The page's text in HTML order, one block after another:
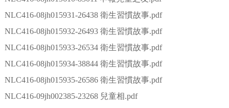
NLC416-08jh015931-26438 衛生習慣故事.pdf
NLC416-08jh015932-26493 衛生習慣故事.pdf
NLC416-08jh015933-26534 衛生習慣故事.pdf
NLC416-08jh015934-38844 衛生習慣故事.pdf
NLC416-08jh015935-26586 衛生習慣故事.pdf
NLC416-09jh002385-23268 兒童相.pdf